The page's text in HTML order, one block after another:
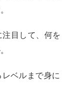
目して、何を
ベルまで身に